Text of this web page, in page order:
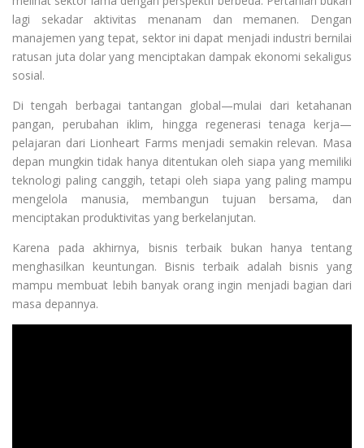
lagi sekadar aktivitas menanam dan memanen. Dengan
manajemen yang tepat, sektor ini dapat menjadi industri bernilai
ratusan juta dolar yang menciptakan dampak ekonomi sekaligus
sosial.
Di tengah berbagai tantangan global—mulai dari ketahanan
pangan, perubahan iklim, hingga regenerasi tenaga kerja—
pelajaran dari Lionheart Farms menjadi semakin relevan. Masa
depan mungkin tidak hanya ditentukan oleh siapa yang memiliki
teknologi paling canggih, tetapi oleh siapa yang paling mampu
mengelola manusia, membangun tujuan bersama, dan
menciptakan produktivitas yang berkelanjutan.
Karena pada akhirnya, bisnis terbaik bukan hanya tentang
menghasilkan keuntungan. Bisnis terbaik adalah bisnis yang
mampu membuat lebih banyak orang ingin menjadi bagian dari
masa depannya.